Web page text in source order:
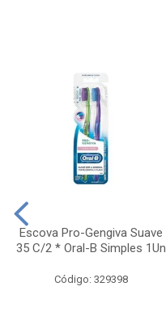
Escova Pro-Gengiva Suave
35 C/2 * Oral-B Simples 1Un
Código: 329398